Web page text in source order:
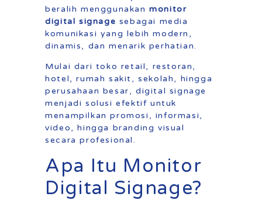
beralih menggunakanmonitor
digital signage sebagai media
komunikasi yang lebih modern,
dinamis, dan menarik perhatian.
Mulai dari toko retail, restoran,
hotel, rumah sakit, sekolah, hingga
perusahaan besar, digital signage
menjadi solusi efektif untuk
menampilkan promosi, informasi,
video, hingga branding visual
secara profesional.
Apa Itu Monitor
Digital Signage?